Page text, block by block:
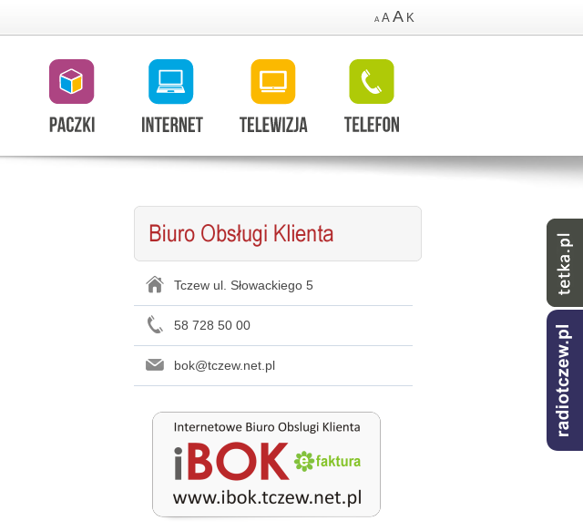
A A A K
Tczew ul. Słowackiego 5
58 728 50 00
bok@tczew.net.pl